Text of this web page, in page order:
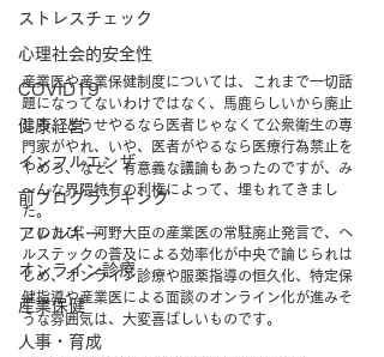
ストレスチェック
心理社会的安全性
COVID19
健康経営
インフルエンザ
前ブログランキング
アレルギー
オンライン診療
産業保健
人事・育成
産業医や産業保健制度については、これまで一切話
題になってないわけではなく、馬鹿らしいから廃止
しろ、どうせやるなら医者じゃなくて公衆衛生の専
門家がやれ、いや、医者がやるなら医療行為禁止を
やめろ、など、有意義な議論もあったのですが、み
～んな界隈特有の利権によって、埋もれてきまし
た。
このたび、河野大臣の産業医の常駐廃止発言で、ヘ
ルステックの普及による効率化が中央で論じられは
じめ、オンライン診療や服薬指導の恒久化、特定保
健指導や産業医による面談のオンライン化が進みそ
うな雰囲気は、大変喜ばしいものです。